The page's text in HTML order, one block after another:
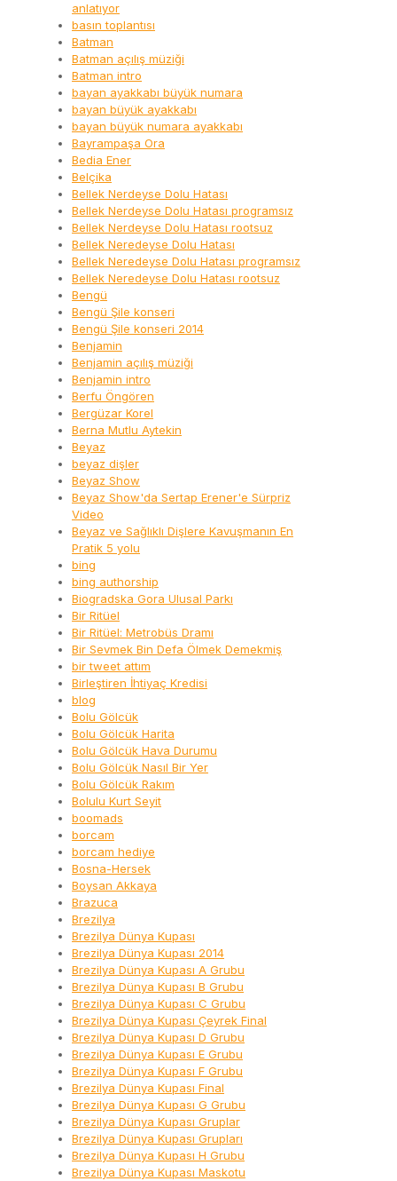
anlatıyor
basın toplantısı
Batman
Batman açılış müziği
Batman intro
bayan ayakkabı büyük numara
bayan büyük ayakkabı
bayan büyük numara ayakkabı
Bayrampaşa Ora
Bedia Ener
Belçika
Bellek Nerdeyse Dolu Hatası
Bellek Nerdeyse Dolu Hatası programsız
Bellek Nerdeyse Dolu Hatası rootsuz
Bellek Neredeyse Dolu Hatası
Bellek Neredeyse Dolu Hatası programsız
Bellek Neredeyse Dolu Hatası rootsuz
Bengü
Bengü Şile konseri
Bengü Şile konseri 2014
Benjamin
Benjamin açılış müziği
Benjamin intro
Berfu Öngören
Bergüzar Korel
Berna Mutlu Aytekin
Beyaz
beyaz dişler
Beyaz Show
Beyaz Show'da Sertap Erener'e Sürpriz
Video
Beyaz ve Sağlıklı Dişlere Kavuşmanın En
Pratik 5 yolu
bing
bing authorship
Biogradska Gora Ulusal Parkı
Bir Ritüel
Bir Ritüel: Metrobüs Dramı
Bir Sevmek Bin Defa Ölmek Demekmiş
bir tweet attım
Birleştiren İhtiyaç Kredisi
blog
Bolu Gölcük
Bolu Gölcük Harita
Bolu Gölcük Hava Durumu
Bolu Gölcük Nasıl Bir Yer
Bolu Gölcük Rakım
Bolulu Kurt Seyit
boomads
borcam
borcam hediye
Bosna-Hersek
Boysan Akkaya
Brazuca
Brezilya
Brezilya Dünya Kupası
Brezilya Dünya Kupası 2014
Brezilya Dünya Kupası A Grubu
Brezilya Dünya Kupası B Grubu
Brezilya Dünya Kupası C Grubu
Brezilya Dünya Kupası Çeyrek Final
Brezilya Dünya Kupası D Grubu
Brezilya Dünya Kupası E Grubu
Brezilya Dünya Kupası F Grubu
Brezilya Dünya Kupası Final
Brezilya Dünya Kupası G Grubu
Brezilya Dünya Kupası Gruplar
Brezilya Dünya Kupası Grupları
Brezilya Dünya Kupası H Grubu
Brezilya Dünya Kupası Maskotu